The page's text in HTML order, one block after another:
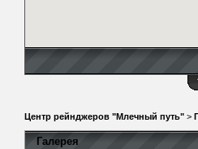
Центр рейнджеров "Млечный путь" >
Галерея